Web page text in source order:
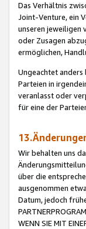
Das Verhältnis
Joint-Venture, ein
unseren jeweiligen
oder Zusagen
ermöglichen,
Ungeachtet anders
Parteien in
veranlasst oder
für eine der
Wir behalten uns
über die
ausgenommen
Datum, jedoch
WENN SIE MIT